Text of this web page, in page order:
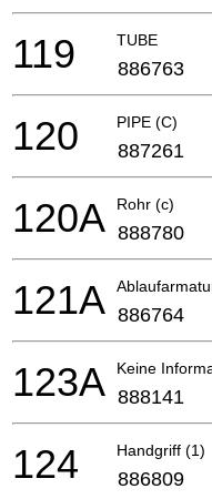
TUBE
119 886763
PIPE (C)
120 887261
Rohr (c)
120A 888780
121A 886764
Keine
123A 888141
Handgriff (1)
124 886809